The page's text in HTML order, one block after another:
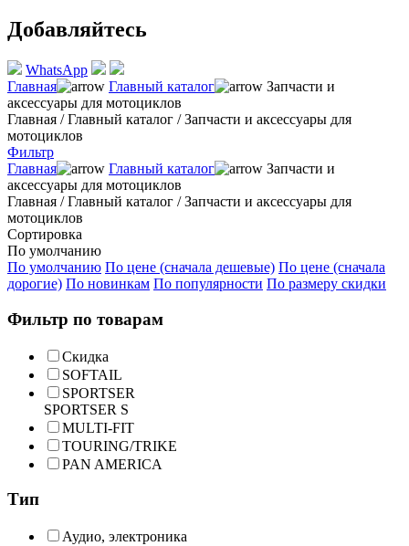
Добавляйтесь
WhatsApp
Главная
Главный каталог
Запчасти и
аксессуары для мотоциклов
Главная /Главный каталог /Запчасти и аксессуары для
мотоциклов
Фильтр
Главная
Главный каталог
Запчасти и
аксессуары для мотоциклов
Главная /Главный каталог /Запчасти и аксессуары для
мотоциклов
Сортировка
По умолчанию
По умолчанию По цене (сначала дешевые) По цене (сначала
дорогие) По новинкам По популярности По размеру скидки
Фильтр по товарам
Скидка
SOFTAIL
SPORTSER
SPORTSER S
MULTI-FIT
TOURING/TRIKE
PAN AMERICA
Тип
Аудио, электроника